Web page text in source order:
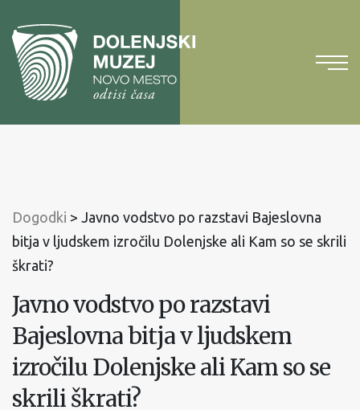
vsebinoNa
glavni
meni
Dogodki > Javno vodstvo po razstavi Bajeslovna
bitja v ljudskem izročilu Dolenjske ali Kam so se skrili
škrati?
Javno vodstvo po razstavi
Bajeslovna bitja v ljudskem
izročilu Dolenjske ali Kam so se
skrili škrati?